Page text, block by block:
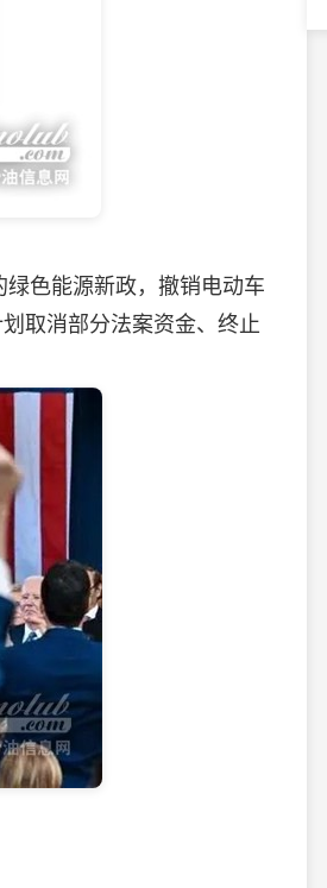
色能源新政，撤销电动车
取消部分法案资金、终止